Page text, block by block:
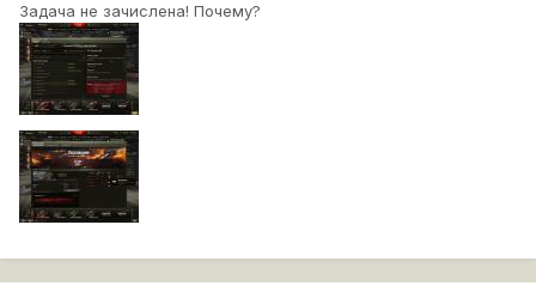
Задача не зачислена! Почему?